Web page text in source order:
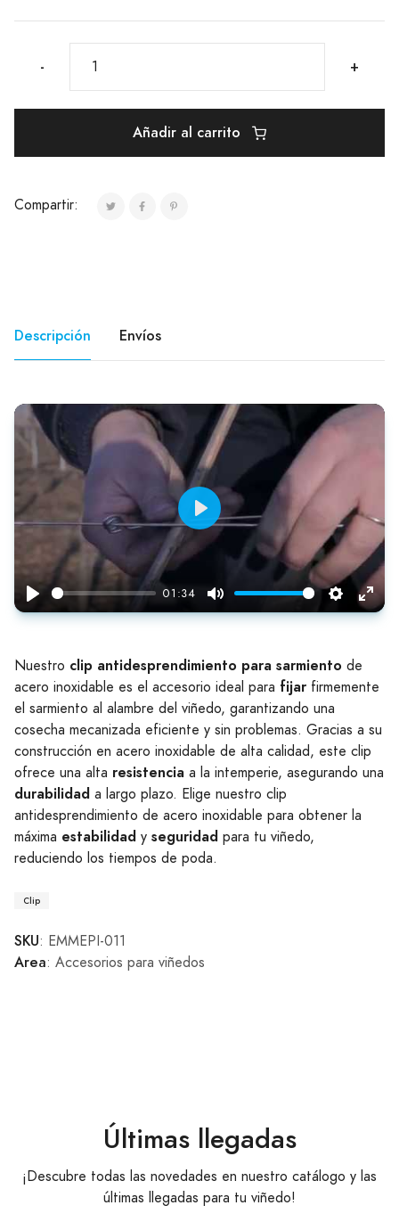
- +
Añadir al carrito
Compartir:
Descripción Envíos
Play
01:34
Mute Settings
Enter
Play
Nuestro clip antidesprendimiento para sarmiento de
acero inoxidable es el accesorio ideal para fijar firmemente
el sarmiento al alambre del viñedo, garantizando una
cosecha mecanizada eficiente y sin problemas. Gracias a su
construcción en acero inoxidable de alta calidad, este clip
ofrece una alta resistencia a la intemperie, asegurando una
durabilidad a largo plazo. Elige nuestro clip
antidesprendimiento de acero inoxidable para obtener la
máxima estabilidad y seguridad para tu viñedo,
reduciendo los tiempos de poda.
Clip
SKU: EMMEPI-011
Area: Accesorios para viñedos
Últimas llegadas
¡Descubre todas las novedades en nuestro catálogo y las
últimas llegadas para tu viñedo!